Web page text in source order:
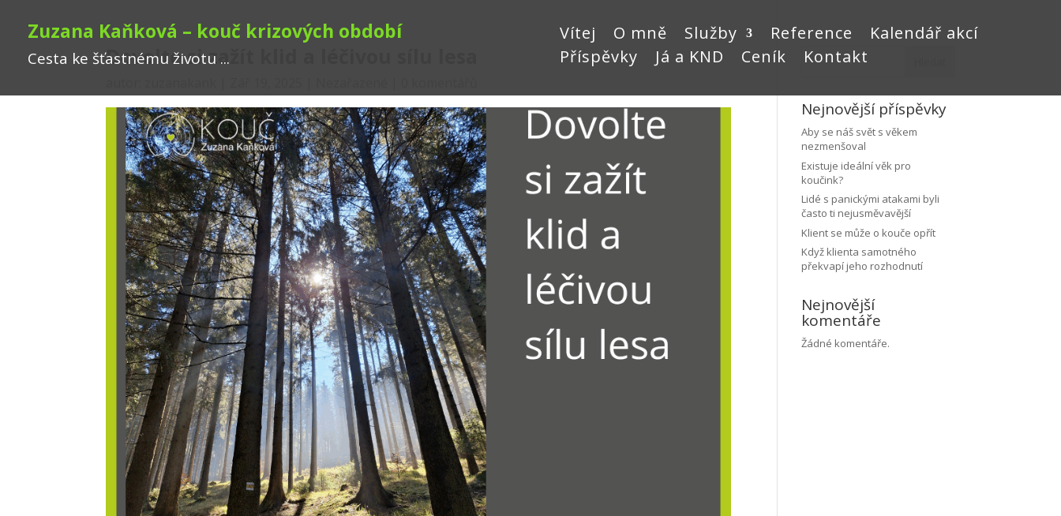
Zuzana Kaňková – kouč krizových období
Cesta ke šťastnému životu ...
Vítej O mně Služby Reference
Kalendář akcí
Příspěvky
Já a KND Ceník Kontakt
Dovolte si zažít klid a léčivou sílu lesa
Nejnovější příspěvky
Aby se náš svět s věkem
nezmenšoval
Existuje ideální věk pro
koučink?
Lidé s panickými atakami byli
často ti nejusměvavější
Klient se může o kouče opřít
Když klienta samotného
překvapí jeho rozhodnutí
Nejnovější
komentáře
Žádné komentáře.